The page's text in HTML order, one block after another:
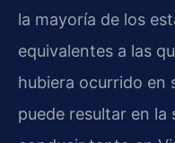
la mayoría de los
equivalentes a las
hubiera ocurrido en
puede resultar en la